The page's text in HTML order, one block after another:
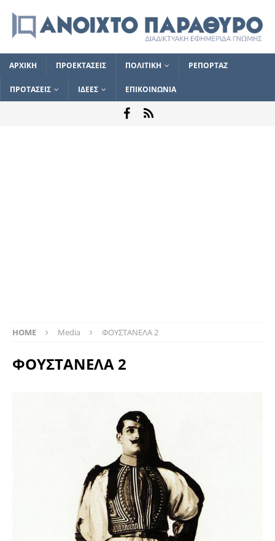
ΑΡΧΙΚΗ ΠΡΟΕΚΤΑΣΕΙΣ ΠΟΛΙΤΙΚΗ ΡΕΠΟΡΤΑΖ
ΠΡΟΤΑΣΕΙΣ ΙΔΕΕΣ ΕΠΙΚΟΙΝΩΝΙΑ
HOME Media ΦΟΥΣΤΑΝΕΛΑ 2
ΦΟΥΣΤΑΝΕΛΑ 2